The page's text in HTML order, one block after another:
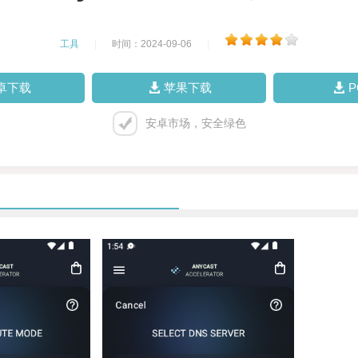
工具 时间：2024-09-06
下载 苹果下载
安卓市场，安全绿色